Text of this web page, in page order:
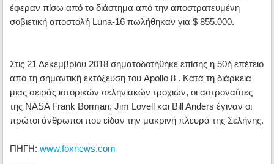
έφεραν πίσω από το διάστημα από την αποστρατευμένη
σοβιετική αποστολή Luna-16 πωλήθηκαν για $ 855.000.
Στις 21 Δεκεμβρίου 2018 σηματοδοτήθηκε επίσης η 50ή επέτειο
από τη σημαντική εκτόξευση του Apollo 8 . Κατά τη διάρκεια
μιας σειράς ιστορικών σεληνιακών τροχιών, οι αστροναύτες
της NASA Frank Borman, Jim Lovell και Bill Anders έγιναν οι
πρώτοι άνθρωποι που είδαν την μακρινή πλευρά της Σελήνης.
ΠΗΓΗ: www.foxnews.com